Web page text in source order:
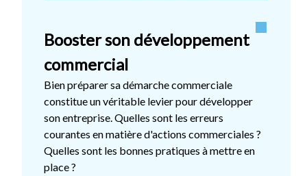
Booster son développement
commercial
Bien préparer sa démarche commerciale
constitue un véritable levier pour développer
son entreprise. Quelles sont les erreurs
courantes en matière d'actions commerciales ?
Quelles sont les bonnes pratiques à mettre en
place ?